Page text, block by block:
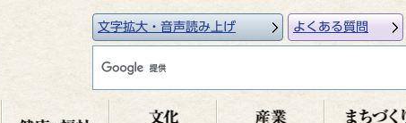
文字拡大・音声読み上げ よくある質問